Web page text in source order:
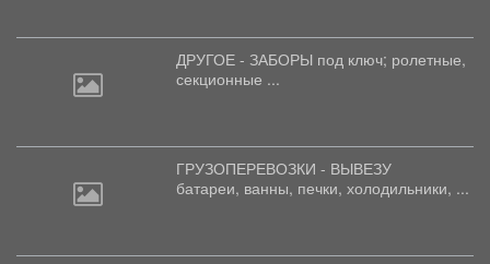
ДРУГОЕ - ЗАБОРЫ под ключ; ролетные,
секционные ...
ГРУЗОПЕРЕВОЗКИ - ВЫВЕЗУ
батареи, ванны, печки, холодильники, ...